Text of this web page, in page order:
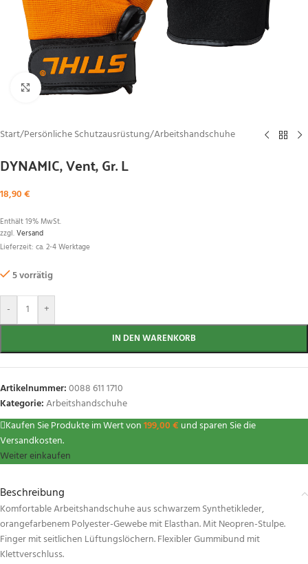
Zum Vergrößern klicken
Start/Persönliche Schutzausrüstung/Arbeitshandschuhe
DYNAMIC, Vent, Gr. L
18,90€
Enthält 19% MwSt.
zzgl.Versand
Lieferzeit: ca. 2-4 Werktage
5 vorrätig
- +
IN DEN WARENKORB
Artikelnummer:0088 611 1710
Kategorie:Arbeitshandschuhe
Kaufen Sie Produkte im Wert von199,00€ und sparen Sie die
Versandkosten.
Weiter einkaufen
Beschreibung
Komfortable Arbeitshandschuhe aus schwarzem Synthetikleder,
orangefarbenem Polyester-Gewebe mit Elasthan. Mit Neopren-Stulpe.
Finger mit seitlichen Lüftungslöchern. Flexibler Gummibund mit
Klettverschluss.